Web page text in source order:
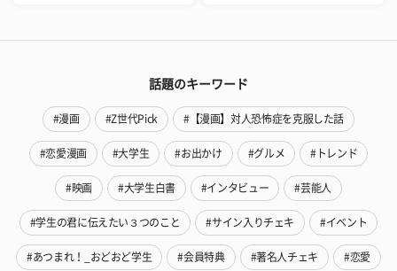
話題のキーワード
#漫画 #Z世代Pick #【漫画】対人恐怖症を克服した話
#恋愛漫画 #大学生 #お出かけ #グルメ #トレンド
#映画 #大学生白書 #インタビュー #芸能人
#学生の君に伝えたい３つのこと #サイン入りチェキ #イベント
#あつまれ！_おどおど学生 #会員特典 #著名人チェキ #恋愛